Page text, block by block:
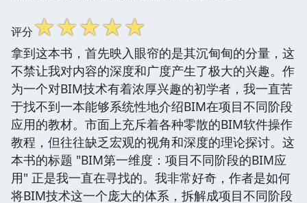
评分☆☆☆☆☆
拿到这本书，首先映入眼帘的是其沉甸甸的分量，这
不禁让我对内容的深度和广度产生了极大的兴趣。作
为一个对BIM技术有着浓厚兴趣的初学者，我一直苦
于找不到一本能够系统性地介绍BIM在项目不同阶段
应用的教材。市面上充斥着各种零散的BIM软件操作
教程，但往往缺乏宏观的视角和深度的理论探讨。这
本书的标题 "BIM第一维度：项目不同阶段的BIM应
用" 正是我一直在寻找的。我非常好奇，作者是如何
将BIM技术这一个庞大的体系，拆解成项目不同阶段